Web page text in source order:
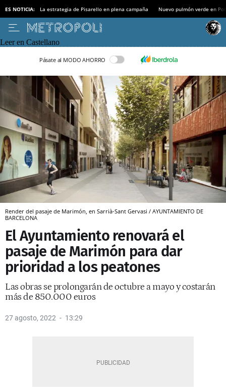
ES NOTICIA: La estrategia de Pisarello en plena campaña Nuevo pulmón verde en
Leer en Castellano
Pásate al MODO AHORRO
Render del pasaje de Marimón, en Sarrià-Sant Gervasi / AYUNTAMIENTO DE
BARCELONA
El Ayuntamiento renovará el
pasaje de Marimón para dar
prioridad a los peatones
Las obras se prolongarán de octubre a mayo y costarán
más de 850.000 euros
27 agosto, 2022 13:29